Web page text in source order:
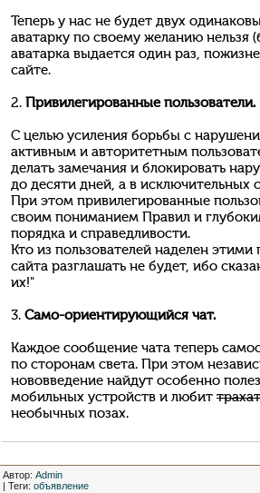
Теперь у нас не будет двух
аватарку по своему желанию нельзя
аватарка выдается один раз,
сайте.
2. Привилегированные пользователи.
С целью усиления борьбы с
активным и авторитетным
делать замечания и блокировать
до десяти дней, а в исключительных
При этом привилегированные
своим пониманием Правил и
порядка и справедливости.
Кто из пользователей наделен
сайта разглашать не будет, ибо
их!"
3. Само-ориентирующийся чат.
Каждое сообщение чата теперь
по сторонам света. При этом
нововведение найдут особенно
мобильных устройств и любит
необычных позах.
Автор: Admin
| Теги: объявление